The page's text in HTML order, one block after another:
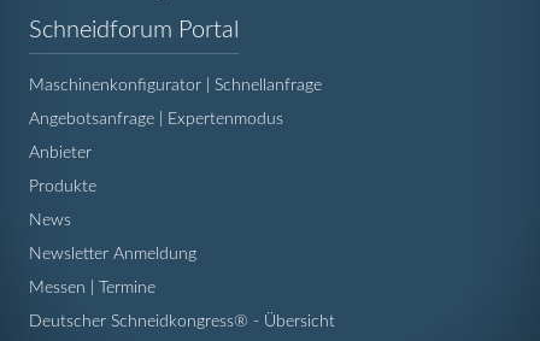
Schneidforum Portal
Maschinenkonfigurator | Schnellanfrage
Angebotsanfrage | Expertenmodus
Anbieter
Produkte
News
Newsletter Anmeldung
Messen | Termine
Deutscher Schneidkongress® - Übersicht